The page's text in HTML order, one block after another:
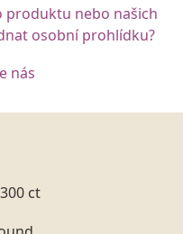
produktu nebo našich
osobní prohlídku?
nás
ct